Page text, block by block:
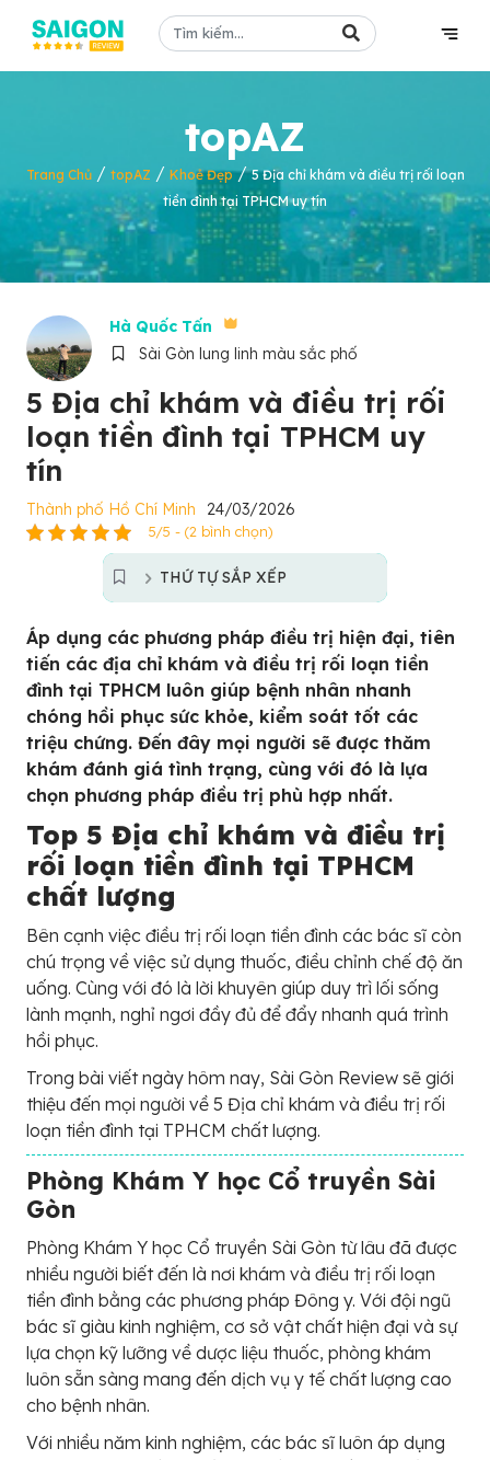
topAZ
Trang Chủ/ topAZ / Khoẻ Đẹp/5 Địa chỉ khám và điều trị rối loạn
tiền đình tại TPHCM uy tín
Hà Quốc Tấn
Sài Gòn lung linh màu sắc phố
5 Địa chỉ khám và điều trị rối
loạn tiền đình tại TPHCM uy
tín
Thành phố Hồ Chí Minh 24/03/2026
5/5 - (2 bình chọn)
THỨ TỰ SẮP XẾP
Áp dụng các phương pháp điều trị hiện đại, tiên
tiến các địa chỉ khám và điều trị rối loạn tiền
đình tại TPHCM luôn giúp bệnh nhân nhanh
chóng hồi phục sức khỏe, kiểm soát tốt các
triệu chứng. Đến đây mọi người sẽ được thăm
khám đánh giá tình trạng, cùng với đó là lựa
chọn phương pháp điều trị phù hợp nhất.
Top 5 Địa chỉ khám và điều trị
rối loạn tiền đình tại TPHCM
chất lượng
Bên cạnh việc điều trị rối loạn tiền đình các bác sĩ còn
chú trọng về việc sử dụng thuốc, điều chỉnh chế độ ăn
uống. Cùng với đó là lời khuyên giúp duy trì lối sống
lành mạnh, nghỉ ngơi đầy đủ để đẩy nhanh quá trình
hồi phục.
Trong bài viết ngày hôm nay, Sài Gòn Review sẽ giới
thiệu đến mọi người về 5 Địa chỉ khám và điều trị rối
loạn tiền đình tại TPHCM chất lượng.
Phòng Khám Y học Cổ truyền Sài
Gòn
Phòng Khám Y học Cổ truyền Sài Gòn từ lâu đã được
nhiều người biết đến là nơi khám và điều trị rối loạn
tiền đình bằng các phương pháp Đông y. Với đội ngũ
bác sĩ giàu kinh nghiệm, cơ sở vật chất hiện đại và sự
lựa chọn kỹ lưỡng về dược liệu thuốc, phòng khám
luôn sẵn sàng mang đến dịch vụ y tế chất lượng cao
cho bệnh nhân.
Với nhiều năm kinh nghiệm, các bác sĩ luôn áp dụng